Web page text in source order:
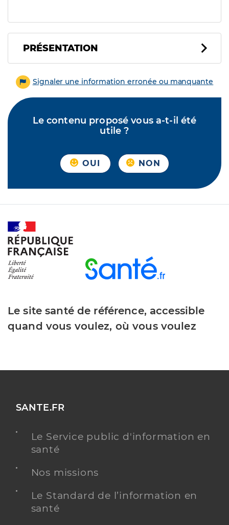
PRÉSENTATION
Signaler une information erronée ou manquante
Le contenu proposé vous a-t-il été
utile ?
OUI NON
Le site santé de référence, accessible
quand vous voulez, où vous voulez
SANTE.FR
Le Service public d'information en
santé
Nos missions
Le Standard de l’information en
santé